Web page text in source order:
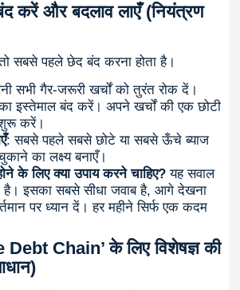
करें और बदलाव लाएँ (नियंत्रण
सबसे पहले छेद बंद करना होता है।
सभी गैर-जरूरी खर्चों को तुरंत रोक दें।
इस्तेमाल बंद करें। अपने खर्चों की एक छोटी
शुरू करें।
: सबसे पहले सबसे छोटे या सबसे ऊँचे ब्याज
का लक्ष्य बनाएँ।
के लिए क्या उपाय करने चाहिए? यह सवाल
है। इसका सबसे सीधा जवाब है, आगे देखना
पर ध्यान दें। हर महीने सिर्फ एक कदम
Chain’ के लिए विशेषज्ञ की